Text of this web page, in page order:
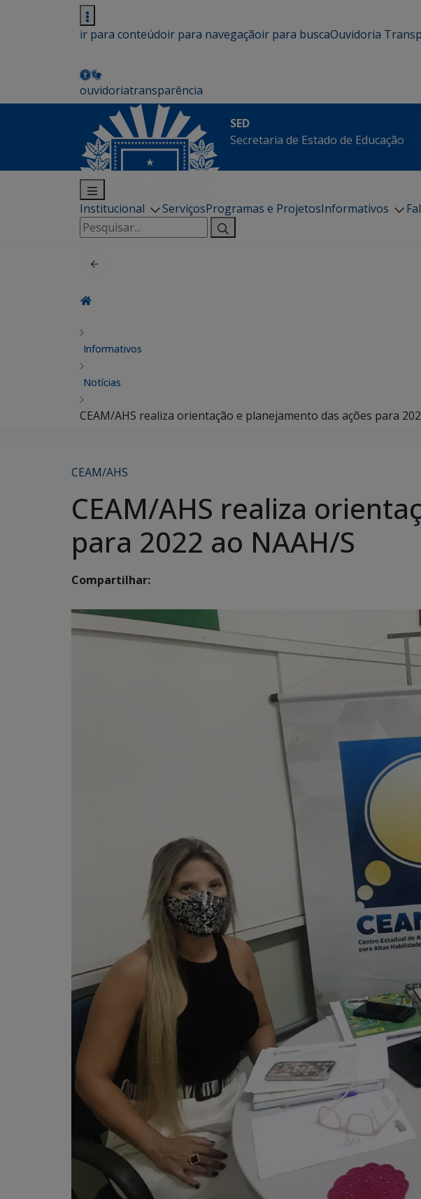
ir para conteúdoir para navegaçãoir para buscaOuvidoria
ouvidoriatransparência
SED
Secretaria de Estado de Educação
Institucional ServiçosProgramas e ProjetosInformativos
Pesquisar
por:
Informativos
Notícias
CEAM/AHS realiza orientação e planejamento das ações para
CEAM/AHS
CEAM/AHS realiza
para 2022 ao NAAH/S
Compartilhar: